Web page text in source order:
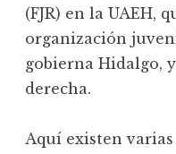
(FJR) en la UAEH,
organización
gobierna Hidalgo,
derecha.
Aquí existen